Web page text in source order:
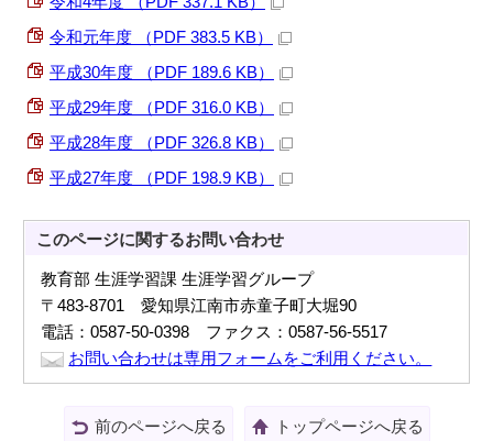
令和元年度 （PDF 383.5 KB）
平成30年度 （PDF 189.6 KB）
平成29年度 （PDF 316.0 KB）
平成28年度 （PDF 326.8 KB）
平成27年度 （PDF 198.9 KB）
このページに関するお問い合わせ
教育部 生涯学習課 生涯学習グループ
〒483-8701 愛知県江南市赤童子町大堀90
電話：0587-50-0398 ファクス：0587-56-5517
お問い合わせは専用フォームをご利用ください。
前のページへ戻る トップページへ戻る